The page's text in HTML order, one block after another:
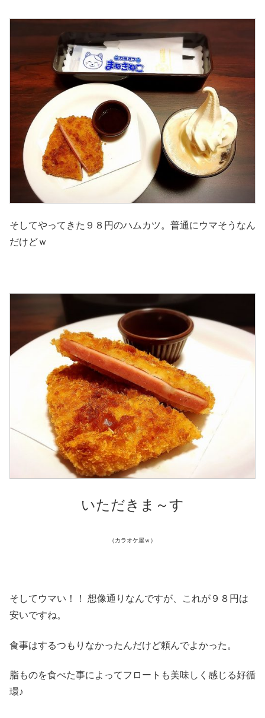
そしてやってきた９８円のハムカツ。普通にウマそうなん
だけどｗ
いただきま～す
（カラオケ屋ｗ）
そしてウマい！！ 想像通りなんですが、これが９８円は
安いですね。
食事はするつもりなかったんだけど頼んでよかった。
脂ものを食べた事によってフロートも美味しく感じる好循
環♪